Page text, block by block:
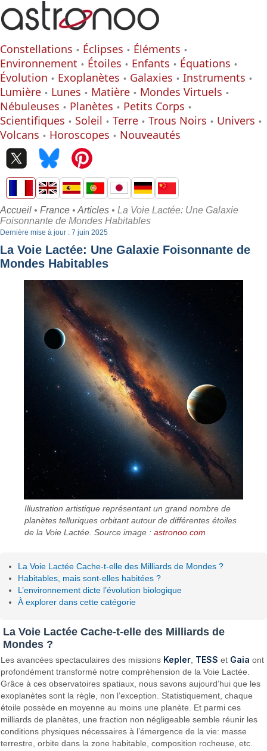
Constellations Éclipses
Éléments
Environnement
Étoiles Enfants
Équations
Évolution
Exoplanètes Galaxies
Instruments
Lumière
Lunes Matière
Mondes Virtuels
Nébuleuses
Planètes
Petits Corps
Scientifiques
Soleil Terre Trous Noirs
Univers
Volcans
Horoscopes Nouveautés
Accueil • France • Articles • La Voie Lactée: Une Galaxie
Foisonnante de Mondes Habitables
Dernière mise à jour : 7 juin 2025
La Voie Lactée: Une Galaxie Foisonnante de
Mondes Habitables
Illustration artistique représentant un grand nombre de
planètes telluriques orbitant autour de différentes étoiles
de la Voie Lactée. Source image :astronoo.com
La Voie Lactée Cache-t-elle des Milliards de Mondes ?
Habitables, mais sont-elles habitées ?
L’environnement dicte l’évolution biologique
À explorer dans cette catégorie
La Voie Lactée Cache-t-elle des Milliards de
Mondes ?
Les avancées spectaculaires des missions Kepler, TESS et Gaia ont
profondément transformé notre compréhension de la Voie Lactée.
Grâce à ces observatoires spatiaux, nous savons aujourd’hui que les
exoplanètes sont la règle, non l’exception. Statistiquement, chaque
étoile possède en moyenne au moins une planète. Et parmi ces
milliards de planètes, une fraction non négligeable semble réunir les
conditions physiques nécessaires à l’émergence de la vie: masse
terrestre, orbite dans la zone habitable, composition rocheuse, etc.